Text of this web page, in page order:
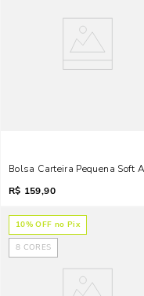
Bolsa Carteira Pequena Soft
R$ 159,90
10% OFF no Pix
8 CORES